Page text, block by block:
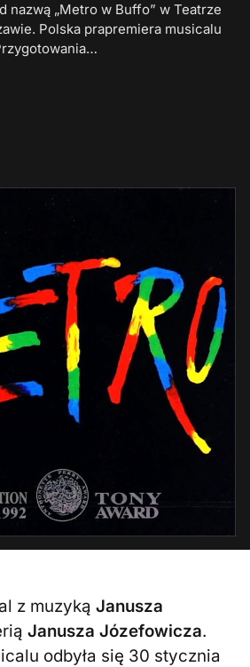
nazwą „Metro w Buffo” w Teatrze
Polska prapremiera musicalu
z muzykąJanusza
Janusza Józefowicza.
odbyła się 30 stycznia